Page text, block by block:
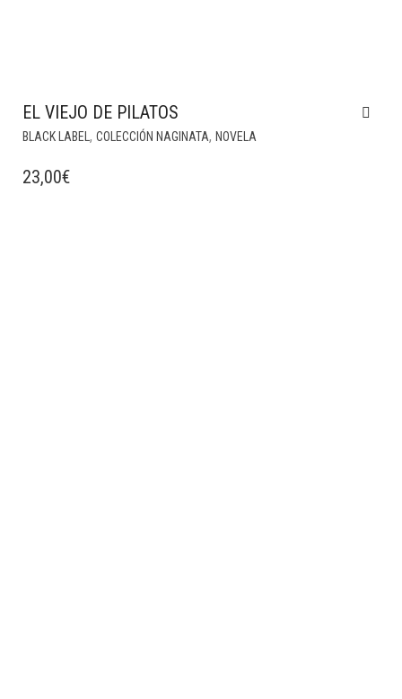
EL VIEJO DE PILATOS
BLACK LABEL , COLECCIÓN NAGINATA, NOVELA
23,00€